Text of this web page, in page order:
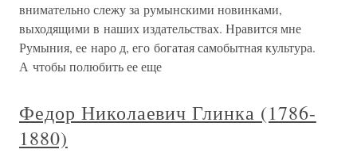
внимательно слежу за румынскими новинками,
выходящими в наших издательствах. Нравится мне
Румыния, ее наро д, его богатая самобытная культура.
А чтобы полюбить ее еще
Федор Николаевич Глинка (1786-
1880)